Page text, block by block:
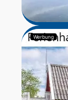
Werbung